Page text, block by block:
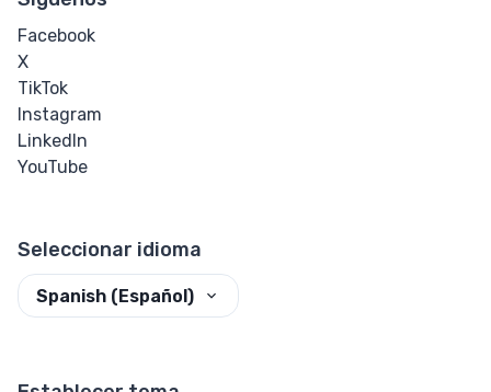
Facebook
X
TikTok
Instagram
LinkedIn
YouTube
Seleccionar idioma
Spanish (Español)